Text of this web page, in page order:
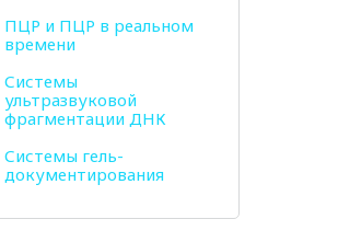
ПЦР и ПЦР в реальном
времени
Системы
ультразвуковой
фрагментации ДНК
Системы гель-
документирования